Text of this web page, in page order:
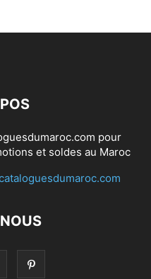
pour
et soldes au Maroc